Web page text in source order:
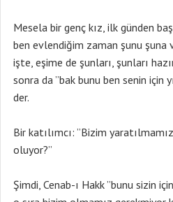
Mesela bir genç kız, ilk günden
ben evlendiğim zaman şunu şuna
işte, eşime de şunları, şunları
sonra da ”bak bunu ben senin için
der.
Bir katılımcı: ”Bizim
oluyor?”
Şimdi, Cenab-ı Hakk ”bunu sizin